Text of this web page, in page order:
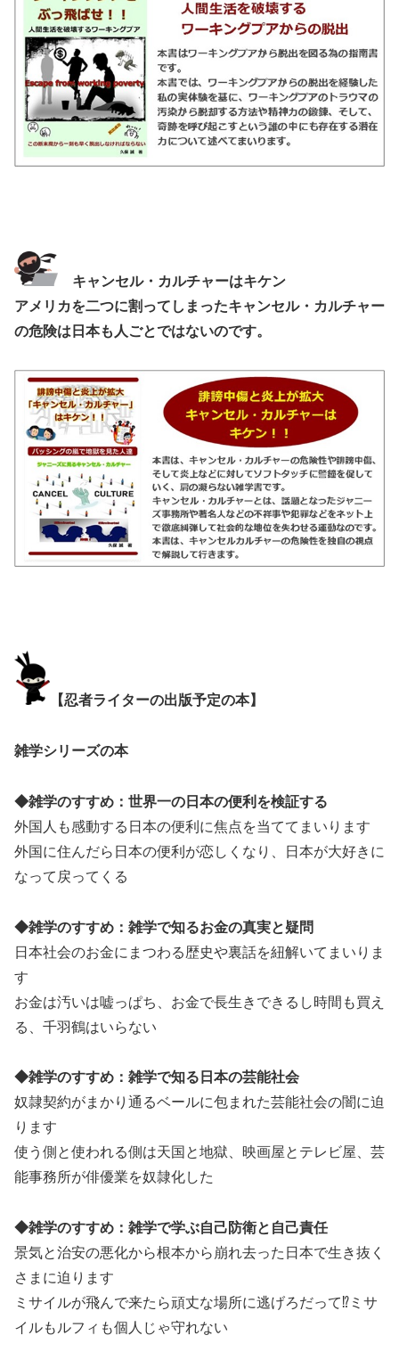
キャンセル・カルチャーはキケン
アメリカを二つに割ってしまったキャンセル・カルチャー
の危険は日本も人ごとではないのです。
【忍者ライターの出版予定の本】
雑学シリーズの本
◆雑学のすすめ：世界一の日本の便利を検証する
外国人も感動する日本の便利に焦点を当ててまいります
外国に住んだら日本の便利が恋しくなり、日本が大好きに
なって戻ってくる
◆雑学のすすめ：雑学で知るお金の真実と疑問
日本社会のお金にまつわる歴史や裏話を紐解いてまいりま
す
お金は汚いは嘘っぱち、お金で長生きできるし時間も買え
る、千羽鶴はいらない
◆雑学のすすめ：雑学で知る日本の芸能社会
奴隷契約がまかり通るベールに包まれた芸能社会の闇に迫
ります
使う側と使われる側は天国と地獄、映画屋とテレビ屋、芸
能事務所が俳優業を奴隷化した
◆雑学のすすめ：雑学で学ぶ自己防衛と自己責任
景気と治安の悪化から根本から崩れ去った日本で生き抜く
さまに迫ります
ミサイルが飛んで来たら頑丈な場所に逃げろだって⁉ミサ
イルもルフィも個人じゃ守れない